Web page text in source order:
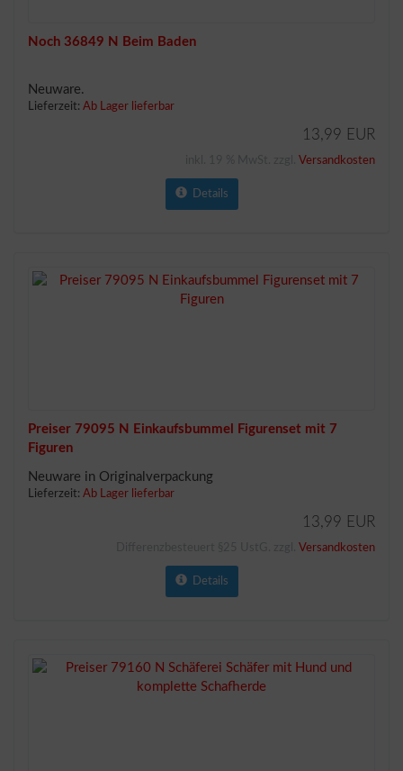
Noch 36849 N Beim Baden
Neuware.
Lieferzeit: Ab Lager lieferbar
13,99 EUR
Versandkosten
Details
Preiser 79095 N Einkaufsbummel Figurenset mit 7
Figuren
Neuware in Originalverpackung
Lieferzeit: Ab Lager lieferbar
13,99 EUR
Versandkosten
Details